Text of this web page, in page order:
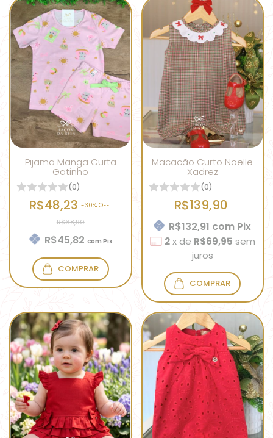
Pijama Manga Curta
Gatinho
(0)
R$48,23-30% OFF
R$68,90
R$45,82 com Pix
COMPRAR
Macacão Curto Noelle
Xadrez
(0)
R$139,90
R$132,91 com Pix
2 x de R$69,95 sem
juros
COMPRAR